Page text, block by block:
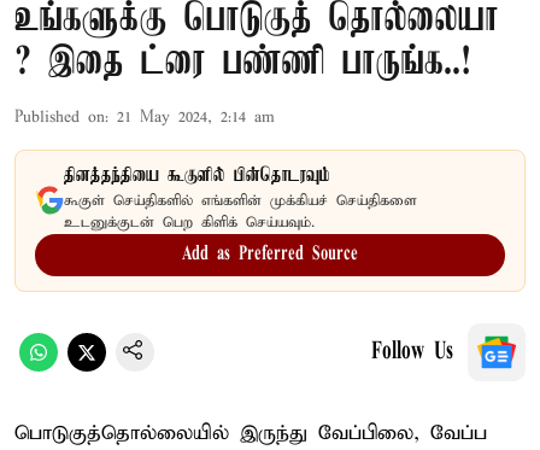
உங்களுக்கு பொடுகுத் தொல்லையா
? இதை ட்ரை பண்ணி பாருங்க..!
Published on: 21 May 2024, 2:14 am
தினத்தந்தியை கூகுளில் பின்தொடரவும்
கூகுள் செய்திகளில் எங்களின் முக்கியச் செய்திகளை
உடனுக்குடன் பெற கிளிக் செய்யவும்.
Add as Preferred Source
Follow Us
பொடுகுத்தொல்லையில் இருந்து வேப்பிலை, வேப்ப